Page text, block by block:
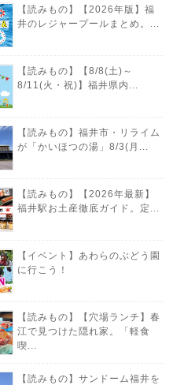
【読みもの】【2026年版】福
井のレジャープールまとめ。...
【読みもの】【8/8(土)～
8/11(火・祝)】福井県内...
【読みもの】福井市・リライム
が「かいほつの湯」8/3(月...
【読みもの】【2026年最新】
福井駅お土産徹底ガイド。定...
【イベント】あわらのぶどう園
に行こう！
【読みもの】【穴場ランチ】春
江で見つけた隠れ家。「軽食
喫...
【読みもの】サンドーム福井を